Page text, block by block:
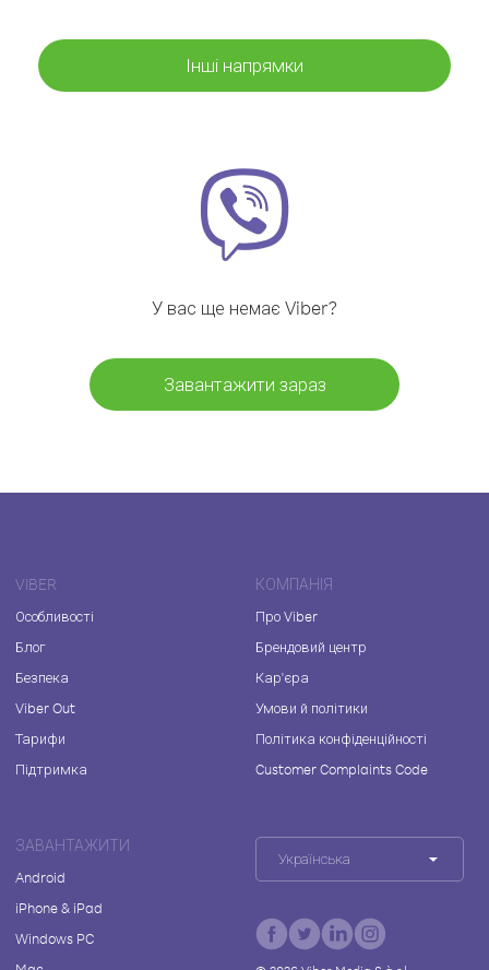
Інші напрямки
У вас ще немає Viber?
Завантажити зараз
VIBER
Особливості
Блог
Безпека
Viber Out
Тарифи
Підтримка
КОМПАНІЯ
Про Viber
Брендовий центр
Кар'єра
Умови й політики
Політика конфіденційності
Customer Complaints Code
ЗАВАНТАЖИТИ
Android
iPhone & iPad
Windows PC
Українська